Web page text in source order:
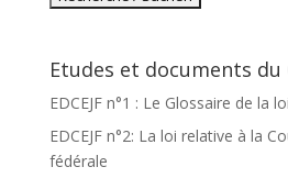
Etudes et documents du
EDCEJF n°1 : Le Glossaire de la
EDCEJF n°2: La loi relative à la
fédérale